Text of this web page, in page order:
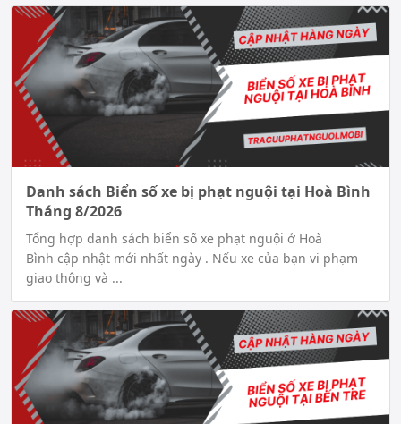
Danh sách Biển số xe bị phạt nguội tại Hoà Bình
Tháng 8/2026
Tổng hợp danh sách biển số xe phạt nguội ở Hoà
Bình cập nhật mới nhất ngày . Nếu xe của bạn vi phạm
giao thông và ...